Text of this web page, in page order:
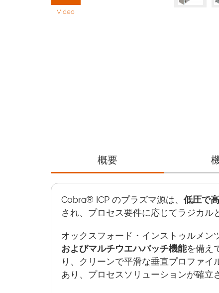
Video
概要
Cobra® ICP のプラズマ源は、 低圧で
され、プロセス要件に応じてラジカル
オックスフォード・インストゥルメ
およびマルチウエハバッチ機能を備え
り、クリーンで平滑な垂直プロファ
あり、プロセスソリューションが確立